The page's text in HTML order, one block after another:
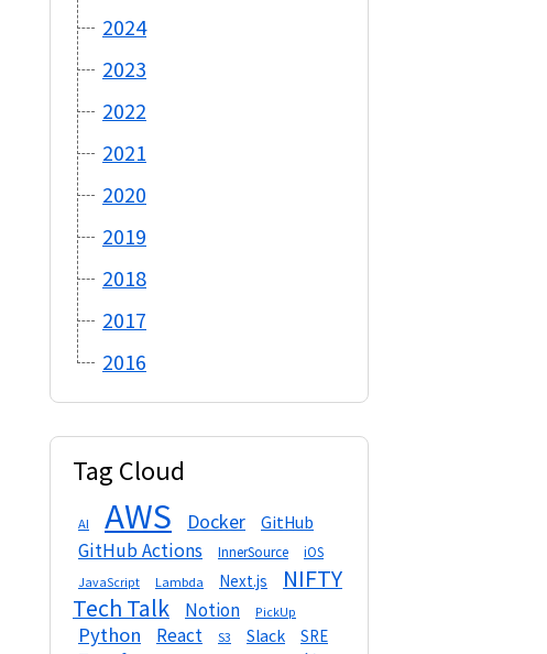
2024
2023
2022
2021
2020
2019
2018
2017
2016
Tag Cloud
AI AWS Docker GitHub
GitHub Actions InnerSource iOS
JavaScript Lambda Next.js
NIFTY
Tech Talk
Notion PickUp
Python React S3 Slack SRE